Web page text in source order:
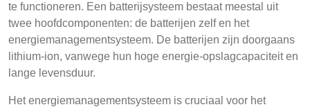
te functioneren. Een batterijsysteem bestaat meestal uit
twee hoofdcomponenten: de batterijen zelf en het
energiemanagementsysteem. De batterijen zijn doorgaans
lithium-ion, vanwege hun hoge energie-opslagcapaciteit en
lange levensduur.
Het energiemanagementsysteem is cruciaal voor het